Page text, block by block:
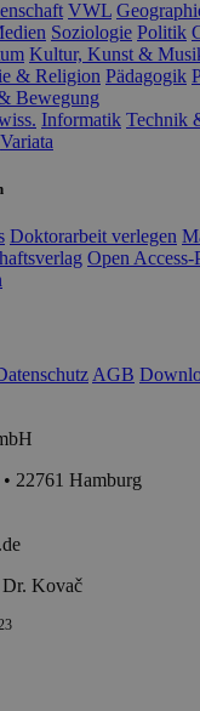
VWL
Soziologie Politik
Kultur, Kunst &
& Religion Pädagogik
Bewegung
Informatik Technik
Variata
Doktorarbeit verlegen
Open
AGB
22761 Hamburg
Kovač